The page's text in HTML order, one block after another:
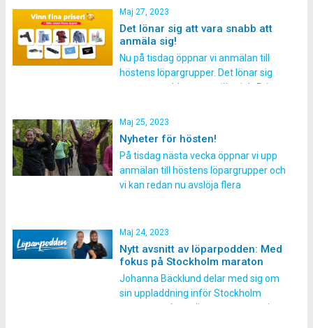
Anmäl dig senast 1 juni så är du med i
Silva – Presentkort Gococo strumpor
850 kr – […]
Maj 27, 2023
Det lönar sig att vara snabb att
anmäla sig!
Nu på tisdag öppnar vi anmälan till
höstens löpargrupper. Det lönar sig
att vara snabb att anmäla sig! Priser
så är du med i utlottningen av: –
Gococo strumpor 850 kr –
Presentkort Stadium 500 kr. […]
Maj 25, 2023
Nyheter för hösten!
På tisdag nästa vecka öppnar vi upp
anmälan till höstens löpargrupper och
vi kan redan nu avslöja flera
intervaller med joggvila på ett sätt
som vi aldrig gjort tidigare • Du får får
testa på nya varaianter av
träningspass […]
Maj 24, 2023
Nytt avsnitt av löparpodden: Med
fokus på Stockholm maraton
Johanna Bäcklund delar med sig om
sin uppladdning inför Stockholm
maraton och ger även en massa tips